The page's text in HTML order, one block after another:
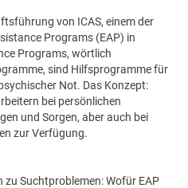
von ICAS, einem der
Programs (EAP) in
Programs, wörtlich
sind Hilfsprogramme für
Not. Das Konzept:
bei persönlichen
und Sorgen, aber auch bei
zur Verfügung.
Suchtproblemen: Wofür EAP